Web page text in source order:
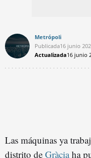
Metrópoli
Publicada16 junio
Actualizada16 junio
Las máquinas ya
distrito de Gràciaha